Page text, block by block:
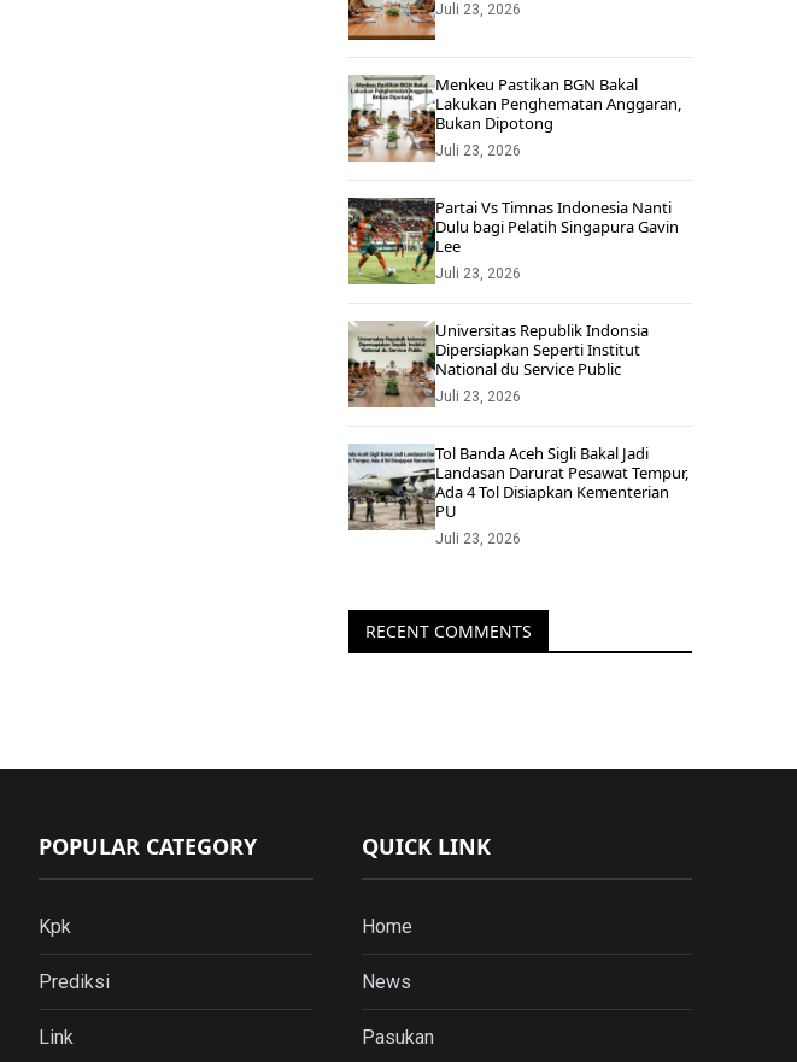
Juli 23, 2026
Menkeu Pastikan BGN Bakal
Lakukan Penghematan Anggaran,
Bukan Dipotong
Juli 23, 2026
Partai Vs Timnas Indonesia Nanti
Dulu bagi Pelatih Singapura Gavin
Lee
Juli 23, 2026
Universitas Republik Indonsia
Dipersiapkan Seperti Institut
National du Service Public
Juli 23, 2026
Tol Banda Aceh Sigli Bakal Jadi
Landasan Darurat Pesawat Tempur,
Ada 4 Tol Disiapkan Kementerian
PU
Juli 23, 2026
RECENT COMMENTS
POPULAR CATEGORY
Kpk
Prediksi
Link
QUICK LINK
Home
News
Pasukan